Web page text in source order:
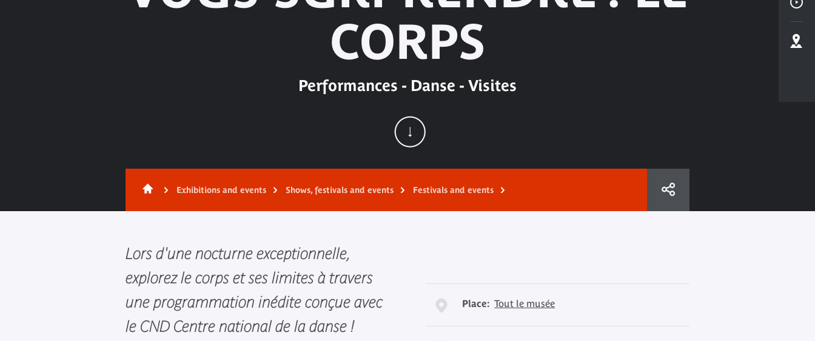
CORPS
Performances - Danse - Visites
Exhibitions and events Shows, festivals and events Festivals and events
Lors d'une nocturne exceptionnelle,
explorez le corps et ses limites à travers
une programmation inédite conçue avec
le CND Centre national de la danse !
Place: Tout le musée